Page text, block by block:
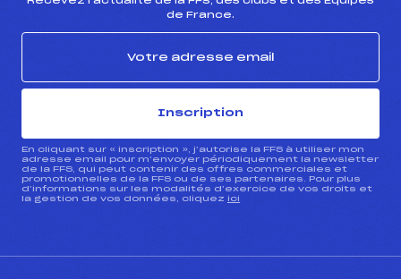
de France.
Inscription
En cliquant sur « inscription », j’autorise la FFS à utiliser mon
adresse email pour m’envoyer périodiquement la newsletter
de la FFS, qui peut contenir des offres commerciales et
promotionnelles de la FFS ou de ses partenaires. Pour plus
d’informations sur les modalités d’exercice de vos droits et
la gestion de vos données, cliquez ici